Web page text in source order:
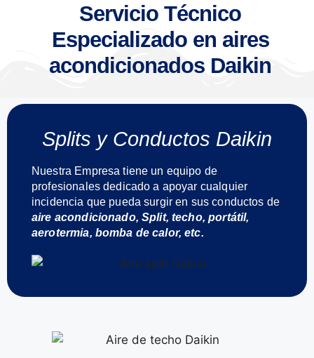
Servicio Técnico
Especializado en aires
acondicionados Daikin
Splits y Conductos Daikin
Nuestra Empresa tiene un equipo de
profesionales dedicado a apoyar cualquier
incidencia que pueda surgir en sus conductos de
aire acondicionado, Split, techo, portátil,
aerotermia, bomba de calor, etc.